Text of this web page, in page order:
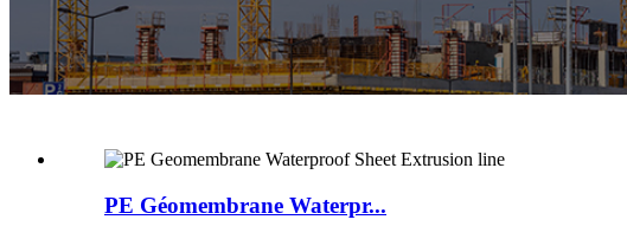
PE Géomembrane Waterpr...